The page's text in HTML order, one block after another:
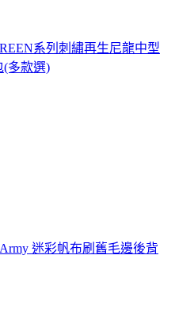
系列刺繡再生尼龍中型
(多款選)
迷彩帆布刷舊毛邊後背